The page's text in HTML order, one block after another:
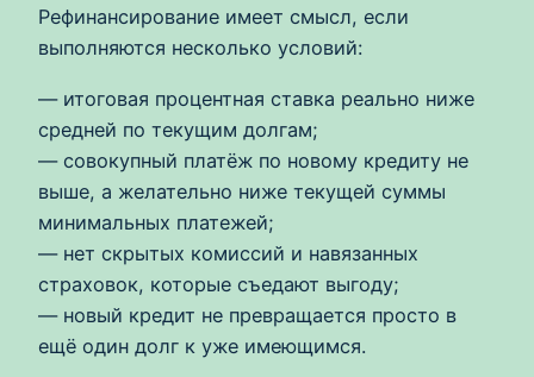
Рефинансирование имеет смысл, если
выполняются несколько условий:
— итоговая процентная ставка реально ниже
средней по текущим долгам;
— совокупный платёж по новому кредиту не
выше, а желательно ниже текущей суммы
минимальных платежей;
— нет скрытых комиссий и навязанных
страховок, которые съедают выгоду;
— новый кредит не превращается просто в
ещё один долг к уже имеющимся.